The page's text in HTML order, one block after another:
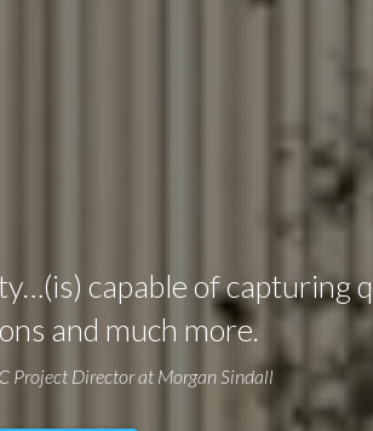
capable of capturing
and much more.
Project Director at Morgan Sindall